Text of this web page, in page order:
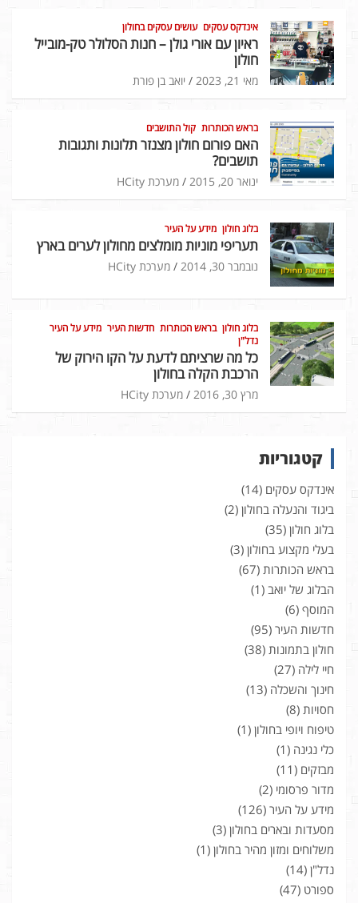
אינדקס עסקים עושים עסקים בחולון
ראיון עם אורי גולן – חנות הסלולר טק-מובייל
חולון
מאי 21, 2023 יואב בן פורת
בראש הכותרות קול התושבים
האם פורום חולון מצנזר תלונות ותגובות
תושבים?
ינואר 20, 2015 מערכת HCity
בלוג חולון מידע על העיר
תעריפי מוניות מומלצים מחולון לערים בארץ
נובמבר 30, 2014 מערכת HCity
בלוג חולון בראש הכותרות חדשות העיר מידע על העיר
נדל"ן
כל מה שרציתם לדעת על הקו הירוק של
הרכבת הקלה בחולון
מרץ 30, 2016 מערכת HCity
קטגוריות
אינדקס עסקים (14)
ביגוד והנעלה בחולון (2)
בלוג חולון (35)
בעלי מקצוע בחולון (3)
בראש הכותרות (67)
הבלוג של יואב (1)
המוסף (6)
חדשות העיר (95)
חולון בתמונות (38)
חיי לילה (27)
חינוך והשכלה (13)
חסויות (8)
טיפוח ויופי בחולון (1)
כלי נגינה (1)
מבזקים (11)
מדור פרסומי (2)
מידע על העיר (126)
מסעדות ובארים בחולון (3)
משלוחים ומזון מהיר בחולון (1)
נדל"ן (14)
ספורט (47)